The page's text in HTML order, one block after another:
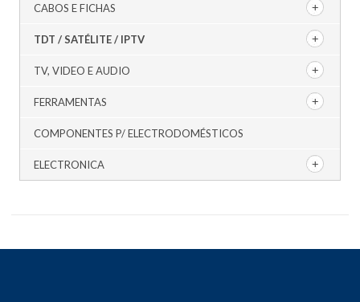
CABOS E FICHAS
TDT / SATÉLITE / IPTV
TV, VIDEO E AUDIO
FERRAMENTAS
COMPONENTES P/ ELECTRODOMÉSTICOS
ELECTRONICA